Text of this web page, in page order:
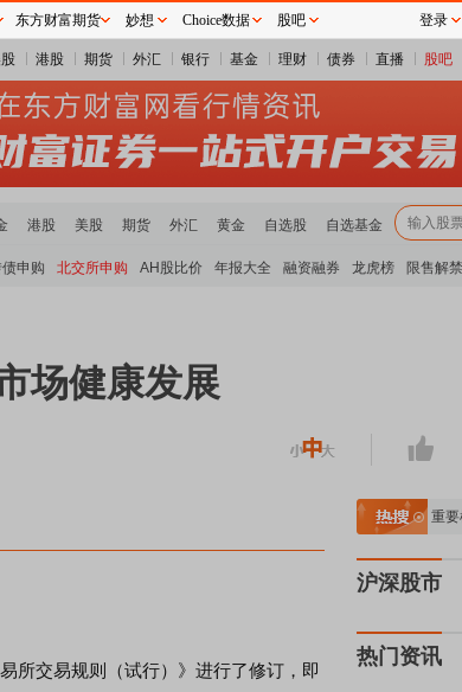
港股 期货 外汇 银行 基金 理财 债券 直播 股吧
港股 美股 期货 外汇 黄金 自选股 自选基金
申购 北交所申购 AH股比价 年报大全 融资融券 龙虎榜 限售解禁
场健康发展
交易规则（试行）》进行了修订，即
A股估值分析全览 重要机
沪深股市
热门资讯
东方财富期货 妙想 Choice数据 股吧 登录